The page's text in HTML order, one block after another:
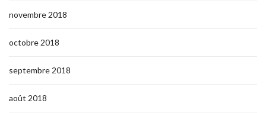
novembre 2018
octobre 2018
septembre 2018
août 2018